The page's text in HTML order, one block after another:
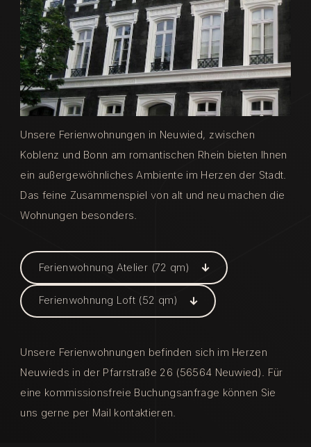
Unsere Ferienwohnungen in Neuwied, zwischen
Koblenz und Bonn am romantischen Rhein bieten Ihnen
ein außergewöhnliches Ambiente im Herzen der Stadt.
Das feine Zusammenspiel von alt und neu machen die
Wohnungen besonders.
Ferienwohnung Atelier (72 qm)
Ferienwohnung Loft (52 qm)
Unsere Ferienwohnungen befinden sich im Herzen
Neuwieds in der Pfarrstraße 26 (56564 Neuwied). Für
eine kommissionsfreie Buchungsanfrage können Sie
uns gerne per Mail kontaktieren.